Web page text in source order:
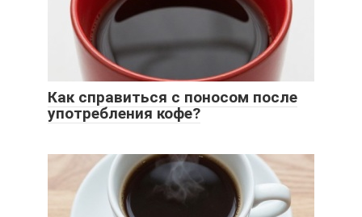
Как справиться с поносом после
употребления кофе?